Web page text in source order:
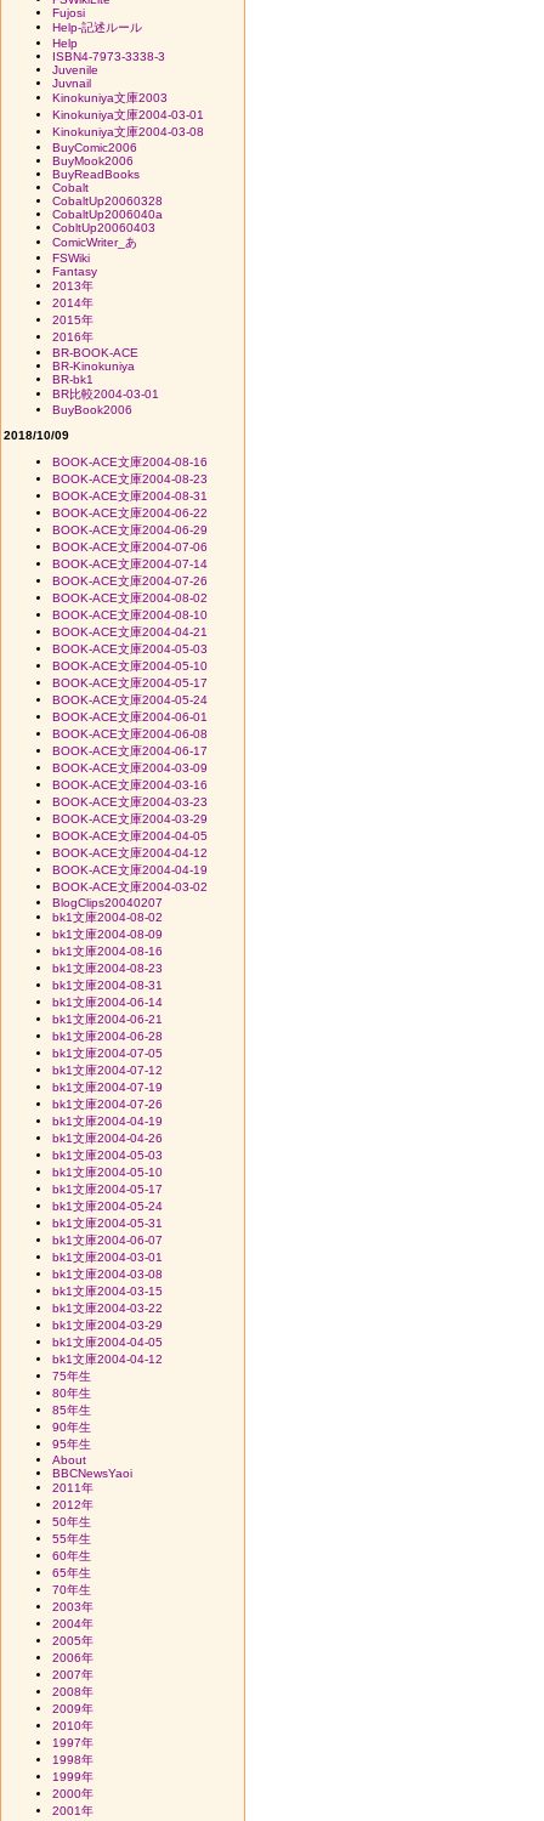
Fujosi
Help-記述ルール
Help
ISBN4-7973-3338-3
Juvenile
Juvnail
Kinokuniya文庫2003
Kinokuniya文庫2004-03-01
Kinokuniya文庫2004-03-08
BuyComic2006
BuyMook2006
BuyReadBooks
Cobalt
CobaltUp20060328
CobaltUp2006040a
CobltUp20060403
ComicWriter_あ
FSWiki
Fantasy
2013年
2014年
2015年
2016年
BR-BOOK-ACE
BR-Kinokuniya
BR-bk1
BR比較2004-03-01
BuyBook2006
2018/10/09
BOOK-ACE文庫2004-08-16
BOOK-ACE文庫2004-08-23
BOOK-ACE文庫2004-08-31
BOOK-ACE文庫2004-06-22
BOOK-ACE文庫2004-06-29
BOOK-ACE文庫2004-07-06
BOOK-ACE文庫2004-07-14
BOOK-ACE文庫2004-07-26
BOOK-ACE文庫2004-08-02
BOOK-ACE文庫2004-08-10
BOOK-ACE文庫2004-04-21
BOOK-ACE文庫2004-05-03
BOOK-ACE文庫2004-05-10
BOOK-ACE文庫2004-05-17
BOOK-ACE文庫2004-05-24
BOOK-ACE文庫2004-06-01
BOOK-ACE文庫2004-06-08
BOOK-ACE文庫2004-06-17
BOOK-ACE文庫2004-03-09
BOOK-ACE文庫2004-03-16
BOOK-ACE文庫2004-03-23
BOOK-ACE文庫2004-03-29
BOOK-ACE文庫2004-04-05
BOOK-ACE文庫2004-04-12
BOOK-ACE文庫2004-04-19
BOOK-ACE文庫2004-03-02
BlogClips20040207
bk1文庫2004-08-02
bk1文庫2004-08-09
bk1文庫2004-08-16
bk1文庫2004-08-23
bk1文庫2004-08-31
bk1文庫2004-06-14
bk1文庫2004-06-21
bk1文庫2004-06-28
bk1文庫2004-07-05
bk1文庫2004-07-12
bk1文庫2004-07-19
bk1文庫2004-07-26
bk1文庫2004-04-19
bk1文庫2004-04-26
bk1文庫2004-05-03
bk1文庫2004-05-10
bk1文庫2004-05-17
bk1文庫2004-05-24
bk1文庫2004-05-31
bk1文庫2004-06-07
bk1文庫2004-03-01
bk1文庫2004-03-08
bk1文庫2004-03-15
bk1文庫2004-03-22
bk1文庫2004-03-29
bk1文庫2004-04-05
bk1文庫2004-04-12
75年生
80年生
85年生
90年生
95年生
About
BBCNewsYaoi
2011年
2012年
50年生
55年生
60年生
65年生
70年生
2003年
2004年
2005年
2006年
2007年
2008年
2009年
2010年
1997年
1998年
1999年
2000年
2001年